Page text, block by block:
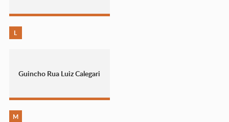
L
Guincho Rua Luiz Calegari
M